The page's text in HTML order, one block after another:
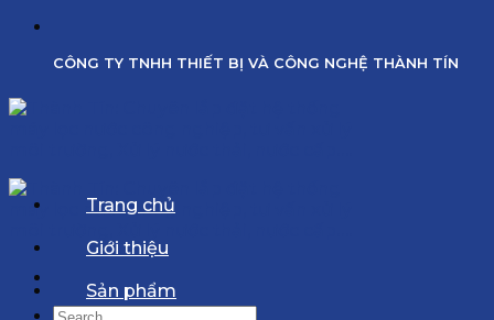
CÔNG TY TNHH THIẾT BỊ VÀ CÔNG NGHỆ THÀNH TÍN
Search
Trang chủ
Giới thiệu
Sản phẩm